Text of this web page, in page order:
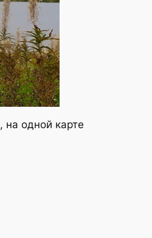
, на одной карте